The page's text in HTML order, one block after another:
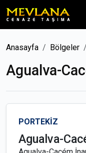
Anasayfa Bölgeler
Agualva-
PORTEKİZ
Agualva-